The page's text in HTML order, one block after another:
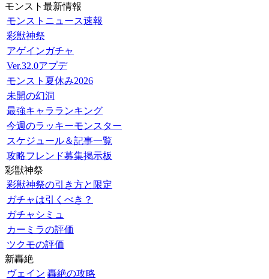
モンスト最新情報
モンストニュース速報
彩獣神祭
アゲインガチャ
Ver.32.0アプデ
モンスト夏休み2026
未開の幻洞
最強キャラランキング
今週のラッキーモンスター
スケジュール＆記事一覧
攻略フレンド募集掲示板
彩獣神祭
彩獣神祭の引き方と限定
ガチャは引くべき？
ガチャシミュ
カーミラの評価
ツクモの評価
新轟絶
ヴェイン 轟絶の攻略